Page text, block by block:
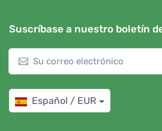
Suscríbase a nuestro boletín
Español / EUR